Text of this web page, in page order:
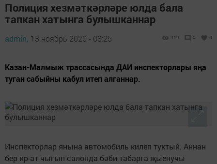
Полиция хезмәткәрләре юлда бала
тапкан хатынга булышканнар
admin, 13 ноябрь 2020 - 08:25 919 0 0
Казан-Малмыж трассасында ДАИ инспекторлары яңа
туган сабыйны кабул итеп алганнар.
Инспекторлар янына автомобиль килеп туктый. Аннан
бер ир-ат чыгып салонда бәби табарга җыенучы